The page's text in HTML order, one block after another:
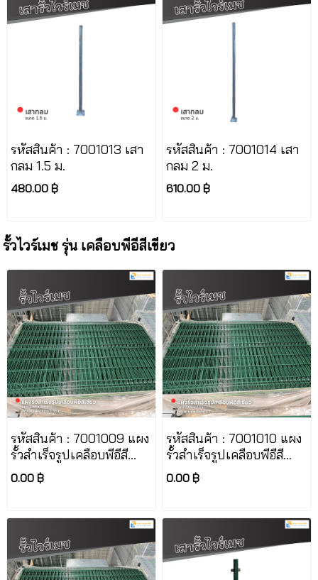
รหัสสินค้า : 7001013 เสา
กลม 1.5 ม.
480.00 ฿
รหัสสินค้า : 7001014 เสา
กลม 2 ม.
610.00 ฿
รั้วไวร์เมช รุ่น เคลือบพีอีสีเขียว
รหัสสินค้า : 7001009 แผง
รั้วสำเร็จรูปเคลือบพีอีสี
เขียว ขนาด 1.53 x 2.5 ม.
0.00 ฿
รหัสสินค้า : 7001010 แผง
รั้วสำเร็จรูปเคลือบพีอีสี
เขียว ขนาด 2.03 x 2.5 ม.
0.00 ฿